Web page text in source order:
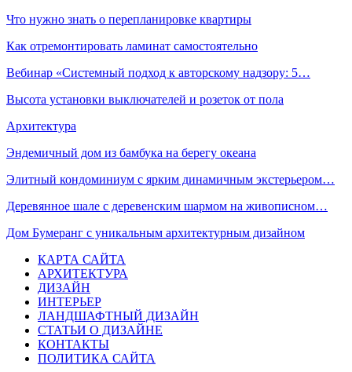
Что нужно знать о перепланировке квартиры
Как отремонтировать ламинат самостоятельно
Вебинар «Системный подход к авторскому надзору: 5…
Высота установки выключателей и розеток от пола
Архитектура
Эндемичный дом из бамбука на берегу океана
Элитный кондоминиум с ярким динамичным экстерьером…
Деревянное шале с деревенским шармом на живописном…
Дом Бумеранг с уникальным архитектурным дизайном
КАРТА САЙТА
АРХИТЕКТУРА
ДИЗАЙН
ИНТЕРЬЕР
ЛАНДШАФТНЫЙ ДИЗАЙН
СТАТЬИ О ДИЗАЙНЕ
КОНТАКТЫ
ПОЛИТИКА САЙТА